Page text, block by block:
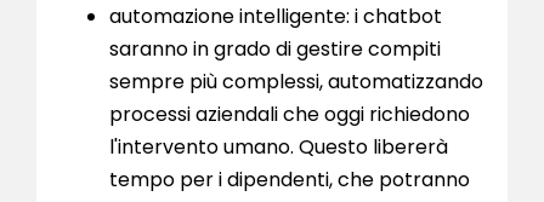
automazione intelligente: i chatbot
saranno in grado di gestire compiti
sempre più complessi, automatizzando
processi aziendali che oggi richiedono
l'intervento umano. Questo libererà
tempo per i dipendenti, che potranno